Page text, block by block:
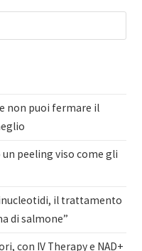
non puoi fermare il
un peeling viso come gli
il trattamento
di salmone”
con IV Therapy e NAD+